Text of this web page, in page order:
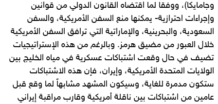
وجامايكا)، ووفقا لما اقتضاه القانون الدولي من قوانين
وإجراءات احترازية- يمكنها منع السفن الأمريكية، والسفن
السعودية، والبحرينية، والإماراتية التي ترافق السفن الأمريكية
خلال العبور من مضيق هرمز. وبالرغم من هذه الإستراتيجيات
تضيف في حال وقعت اشتباكات عسكرية في مياه الخليج بين
الولايات المتحدة الأمريكية، وإيران، فإن هذه الاشتباكات
ستكون مدمرة للغاية، وسيكون المشهد مشابهاً لما وقع قبل
عامين من اشتباكات بين ناقلة أمريكية وقارب مراقبة إيراني